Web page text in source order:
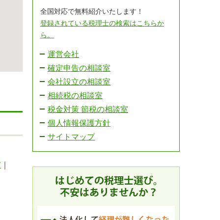
全国対応で無料紹介いたします！
登録されている税理士の検索はこちらか
ら。
運営会社
確定申告の相談室
会社設立の相談室
相続税の相談室
税金対策 節税の相談室
個人情報保護方針
サイトマップ